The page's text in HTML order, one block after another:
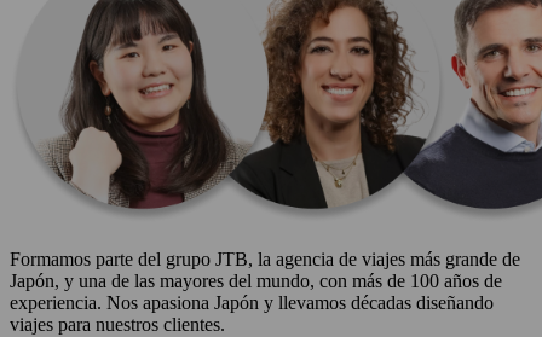
Formamos parte del grupo JTB, la agencia de viajes más grande de
Japón, y una de las mayores del mundo, con más de 100 años de
experiencia. Nos apasiona Japón y llevamos décadas diseñando
viajes para nuestros clientes.